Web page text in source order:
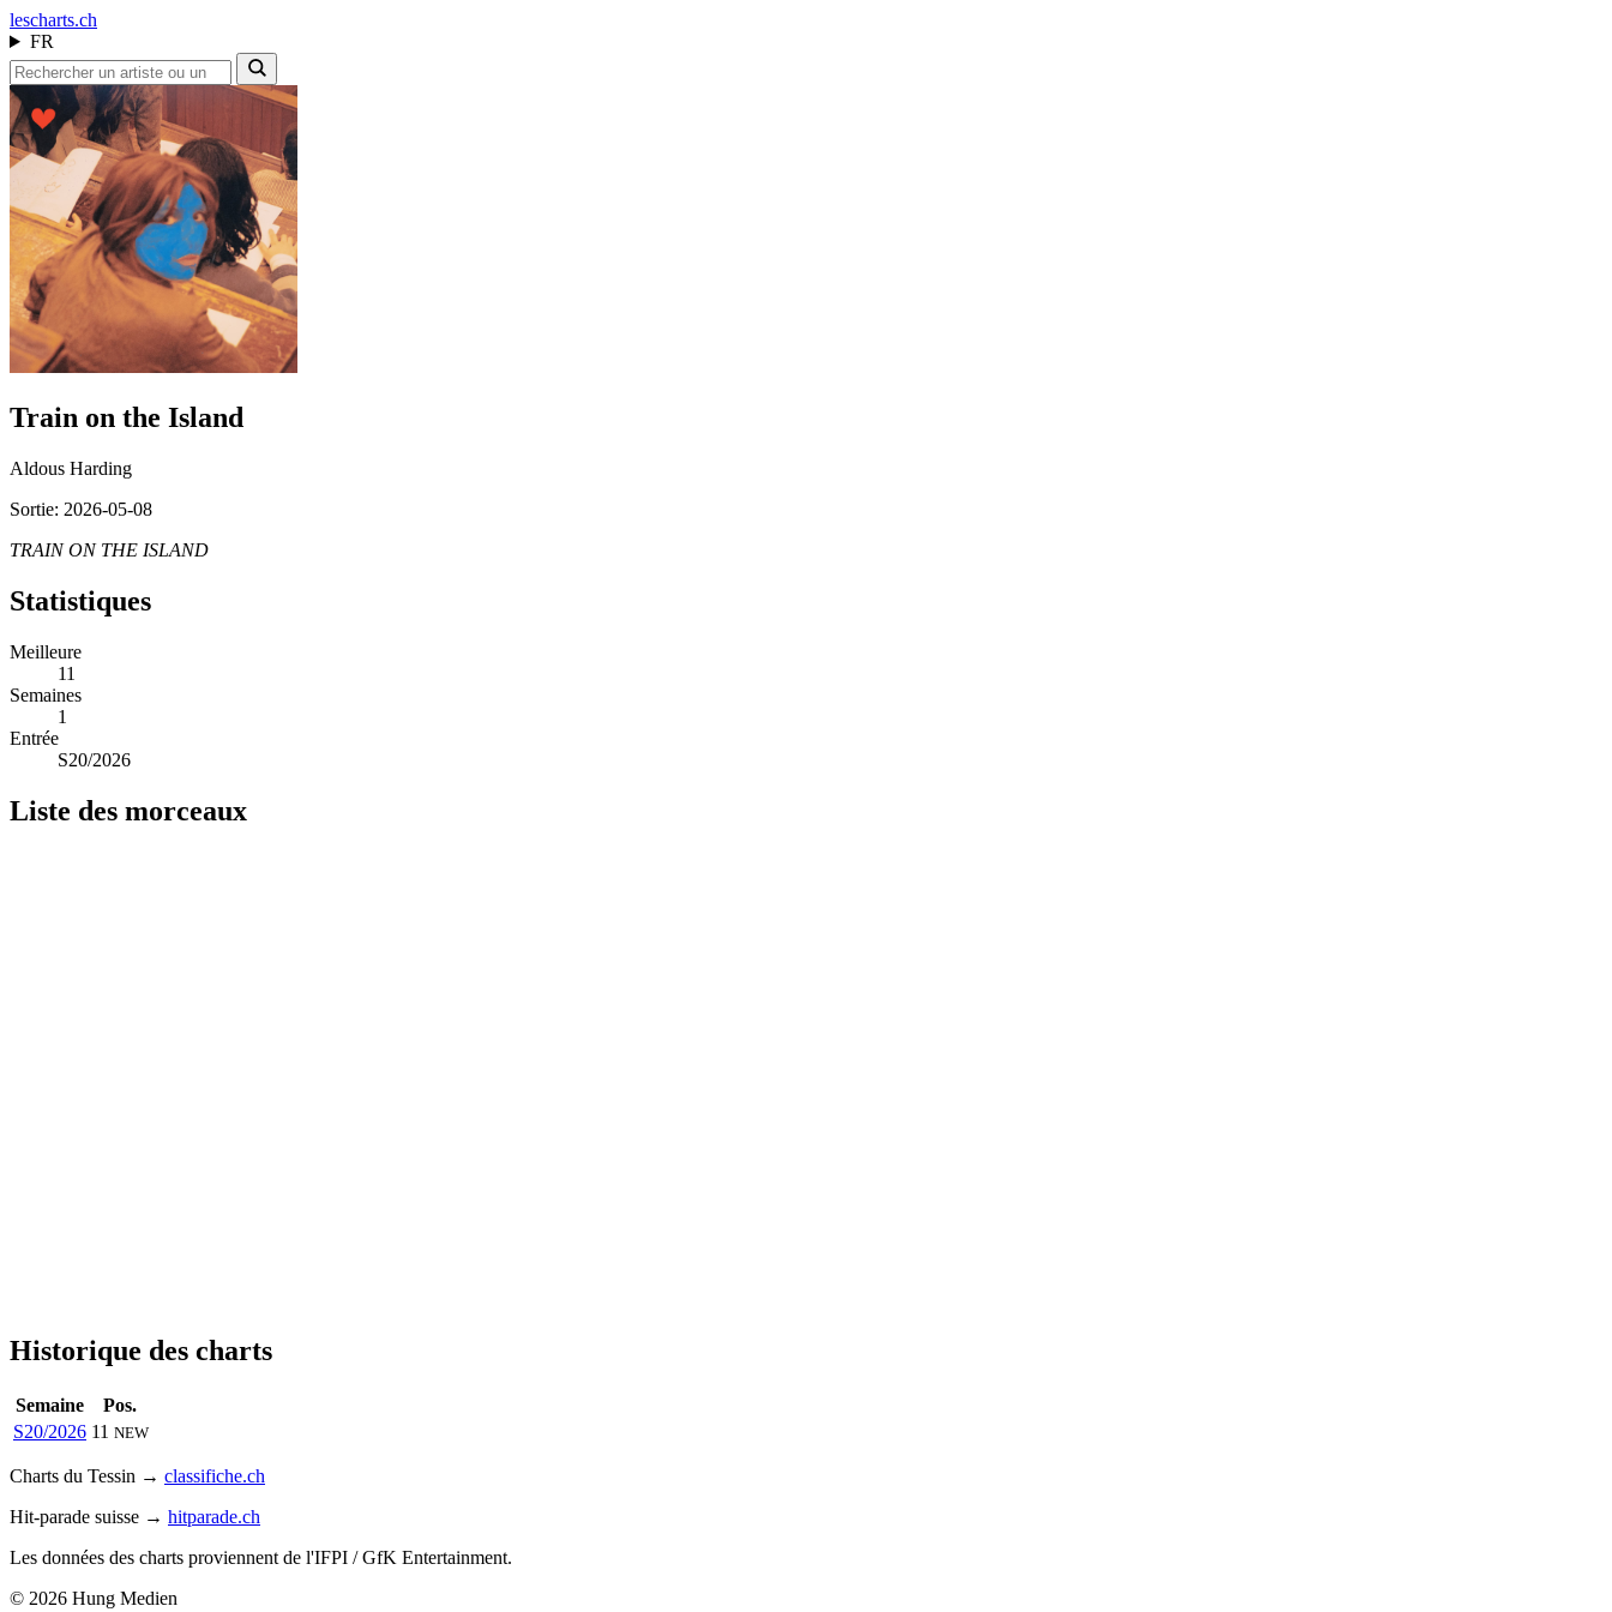
lescharts.ch
FR
Train on the Island
Aldous Harding
Sortie: 2026-05-08
TRAIN ON THE ISLAND
Statistiques
Meilleure
11
Semaines
1
Entrée
S20/2026
Liste des morceaux
Historique des charts
Semaine
Pos.
S20/2026 11 NEW
Charts du Tessin → classifiche.ch
Hit-parade suisse → hitparade.ch
Les données des charts proviennent de l'IFPI / GfK Entertainment.
© 2026 Hung Medien